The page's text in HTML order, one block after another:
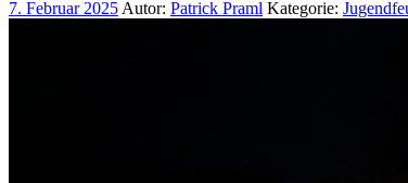
7. Februar 2025 Autor: Patrick Praml Kategorie: